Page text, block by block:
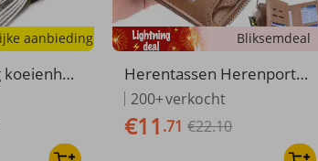
aanbieding
koeienhui
portemo
venster
Bliksemdeal
Herentassen Herenporte
monnee Versie Korte Gesp
Multi-kaartsleuf Portemon
nee Grote Capaciteit Vertic
ale Rijbewijs Portemonnee
200+verkocht
€11 .71 €22.10